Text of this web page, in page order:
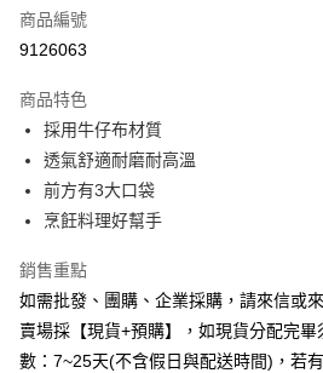
信用卡分期付款
合作金庫商業銀行
華南商業銀行
上海商業儲蓄銀行
國泰世華商業銀行
臺灣中小企業銀行
聯邦商業銀行
元大商業銀行
永
台新國際商業銀行
中
台灣樂天信用卡公司
6 期 0 利率 每期
華南商業銀行
上海商業儲蓄銀行
國泰世華商業銀行
匯豐（台灣）商業銀行
聯邦商業銀行
遠東
元大商業銀行
永
玉山商業銀行
星
12 期 0 利率 每期
合作金庫商業銀行
上海商業儲蓄銀行
國泰世華商業銀行
臺灣中小企業銀行
匯豐（台灣）商業銀行
華泰
聯邦商業銀行
遠
元大商業銀行
永
超商取貨付款
LINE Pay
Apple Pay
街口支付
悠遊付
商品編號
9126063
商品特色
採用牛仔布材質
透氣舒適耐磨耐高溫
前方有3大口袋
烹飪料理好幫手
銷售重點
如需批發、團購、企業採購，請來信或來
賣場採【現貨+預購】，如現貨分配完
數：7~25天(不含假日與配送時間)，若